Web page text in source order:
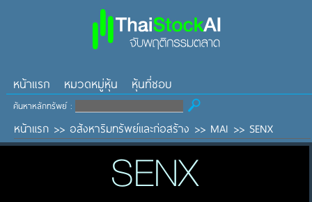
หน้าแรก หมวดหมู่หุ้น หุ้นที่ชอบ
ค้นหาหลักทรัพย์ :
หน้าแรก >> อสังหาริมทรัพย์และก่อสร้าง >> MAI >> SENX
SENX